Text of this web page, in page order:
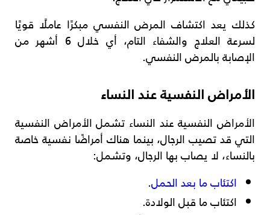
كذلك يعد اكتشاف المرض النفسي مبكرًا عاملًا قويًا
لسرعة العلاج والشفاء التام، أي خلال 6 أشهر من
الإصابة بالمرض النفسي.
الأمراض النفسية عند النساء
الأمراض النفسية عند النساء تشمل الأمراض النفسية
التي قد تصيب الرجال، بينما هناك أمراضًا نفسية خاصة
بالنساء، لا يصاب بها الرجال، وتشمل:
اكتئاب ما بعد الحمل.
اكتئاب ما قبل الولادة.